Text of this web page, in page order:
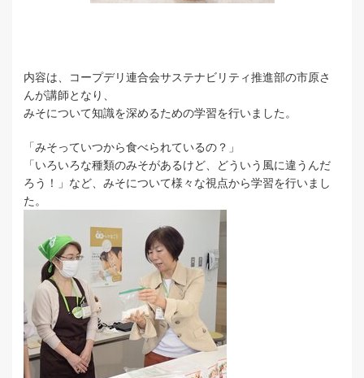
内容は、コープデリ連合会サステナビリティ推進部の市原さ
んが講師となり、
みそについて知識を深めるための学習を行いました。
「みそっていつから食べられているの？」
「いろいろな種類のみそがあるけど、どういう風に違うんだ
ろう！」など、みそについて様々な視点から学習を行いまし
た。